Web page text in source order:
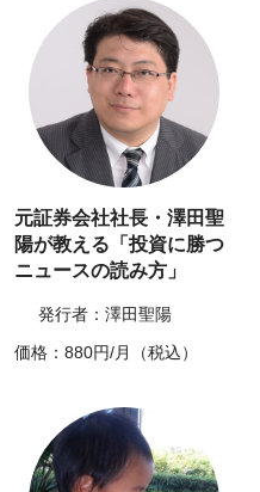
元証券会社社長・澤田聖
陽が教える「投資に勝つ
ニュースの読み方」
発行者：澤田聖陽
価格：880円/月（税込）